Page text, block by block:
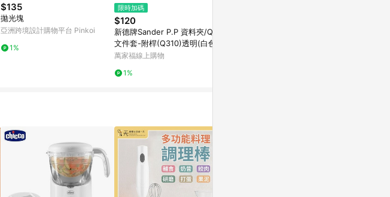
$135
拋光塊
亞洲跨境設計購物平台 Pinkoi
1%
限時加碼
$120
新德牌Sander P.P 資料夾/Q夾/
文件套-附桿(Q310)透明(白色)
萬家福線上購物
1%